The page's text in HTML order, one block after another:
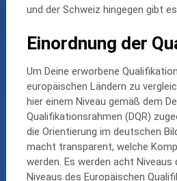
und der Schweiz hingegen gibt
Einordnung der
Um Deine erworbene
europäischen Ländern zu
hier einem Niveau gemäß dem
Qualifikationsrahmen (DQR)
die Orientierung im deutschen
macht transparent, welche
werden. Es werden acht
Niveaus des Europäischen